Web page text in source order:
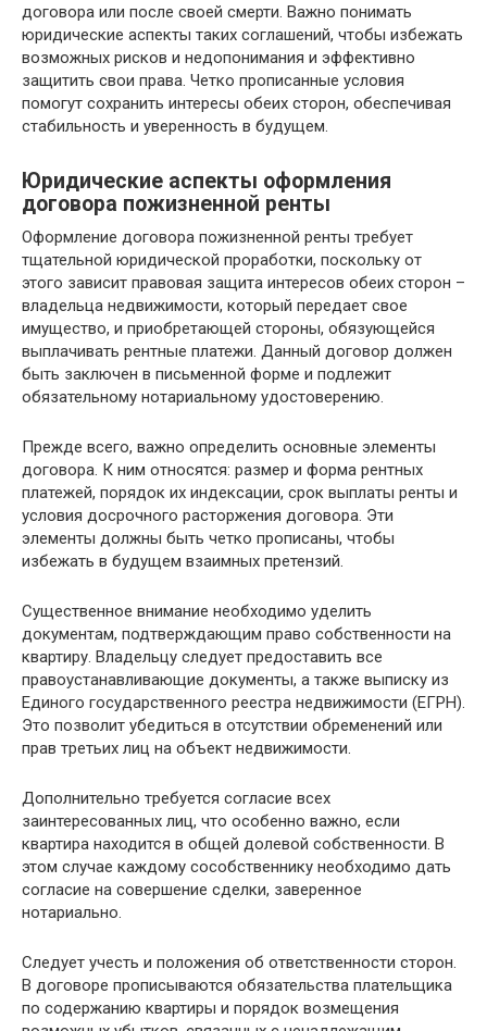
договора или после своей смерти. Важно понимать
юридические аспекты таких соглашений, чтобы избежать
возможных рисков и недопонимания и эффективно
защитить свои права. Четко прописанные условия
помогут сохранить интересы обеих сторон, обеспечивая
стабильность и уверенность в будущем.
Юридические аспекты оформления
договора пожизненной ренты
Оформление договора пожизненной ренты требует
тщательной юридической проработки, поскольку от
этого зависит правовая защита интересов обеих сторон –
владельца недвижимости, который передает свое
имущество, и приобретающей стороны, обязующейся
выплачивать рентные платежи. Данный договор должен
быть заключен в письменной форме и подлежит
обязательному нотариальному удостоверению.
Прежде всего, важно определить основные элементы
договора. К ним относятся: размер и форма рентных
платежей, порядок их индексации, срок выплаты ренты и
условия досрочного расторжения договора. Эти
элементы должны быть четко прописаны, чтобы
избежать в будущем взаимных претензий.
Существенное внимание необходимо уделить
документам, подтверждающим право собственности на
квартиру. Владельцу следует предоставить все
правоустанавливающие документы, а также выписку из
Единого государственного реестра недвижимости (ЕГРН).
Это позволит убедиться в отсутствии обременений или
прав третьих лиц на объект недвижимости.
Дополнительно требуется согласие всех
заинтересованных лиц, что особенно важно, если
квартира находится в общей долевой собственности. В
этом случае каждому сособственнику необходимо дать
согласие на совершение сделки, заверенное
нотариально.
Следует учесть и положения об ответственности сторон.
В договоре прописываются обязательства плательщика
по содержанию квартиры и порядок возмещения